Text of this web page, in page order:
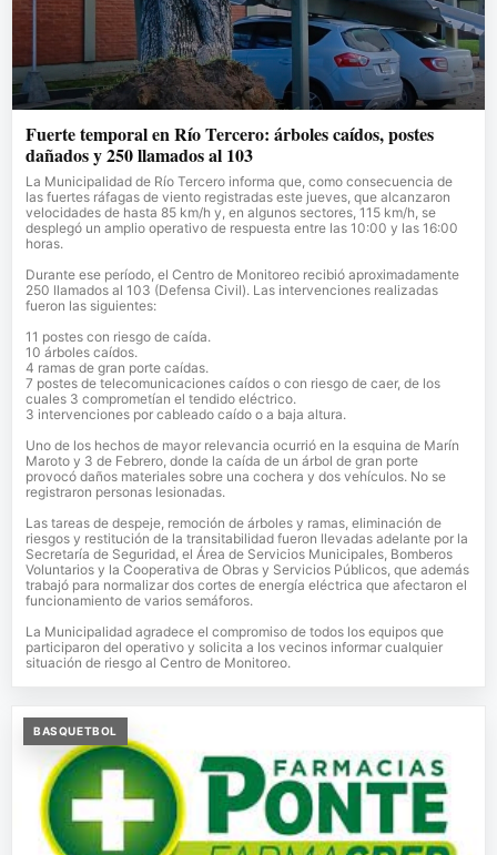
Fuerte temporal en Río Tercero: árboles caídos, postes
dañados y 250 llamados al 103
La Municipalidad de Río Tercero informa que, como consecuencia de
las fuertes ráfagas de viento registradas este jueves, que alcanzaron
velocidades de hasta 85 km/h y, en algunos sectores, 115 km/h, se
desplegó un amplio operativo de respuesta entre las 10:00 y las 16:00
horas.
Durante ese período, el Centro de Monitoreo recibió aproximadamente
250 llamados al 103 (Defensa Civil). Las intervenciones realizadas
fueron las siguientes:
11 postes con riesgo de caída.
10 árboles caídos.
4 ramas de gran porte caídas.
7 postes de telecomunicaciones caídos o con riesgo de caer, de los
cuales 3 comprometían el tendido eléctrico.
3 intervenciones por cableado caído o a baja altura.
Uno de los hechos de mayor relevancia ocurrió en la esquina de Marín
Maroto y 3 de Febrero, donde la caída de un árbol de gran porte
provocó daños materiales sobre una cochera y dos vehículos. No se
registraron personas lesionadas.
Las tareas de despeje, remoción de árboles y ramas, eliminación de
riesgos y restitución de la transitabilidad fueron llevadas adelante por la
Secretaría de Seguridad, el Área de Servicios Municipales, Bomberos
Voluntarios y la Cooperativa de Obras y Servicios Públicos, que además
trabajó para normalizar dos cortes de energía eléctrica que afectaron el
funcionamiento de varios semáforos.
La Municipalidad agradece el compromiso de todos los equipos que
participaron del operativo y solicita a los vecinos informar cualquier
situación de riesgo al Centro de Monitoreo.
BASQUETBOL